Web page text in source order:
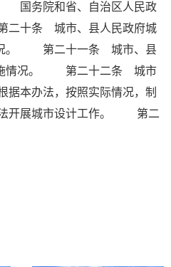
国务院和省、自治区人民政
二十条 城市、县人民政府城
情况。 第二十一条 城市、县
实施情况。 第二十二条 城市
本办法，按照实际情况，制
开展城市设计工作。 第二